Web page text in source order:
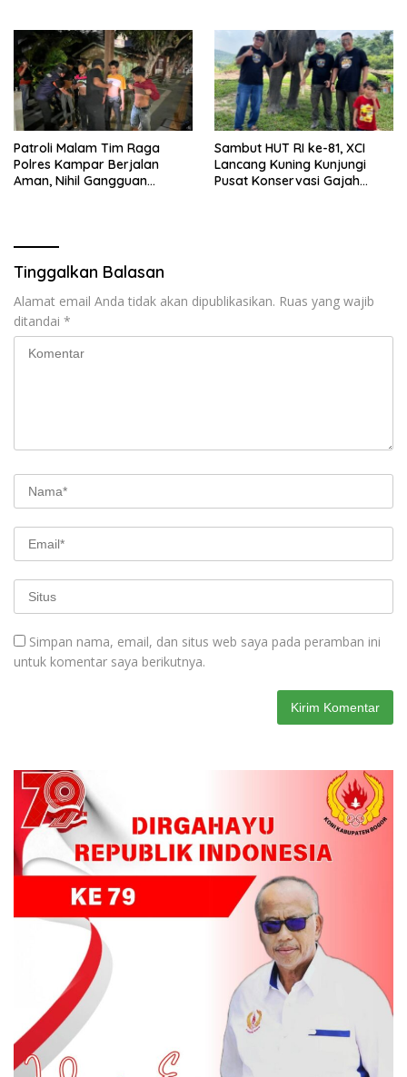
Patroli Malam Tim Raga
Polres Kampar Berjalan
Aman, Nihil Gangguan
Sambut HUT RI ke-81, XCI
Lancang Kuning Kunjungi
Pusat Konservasi Gajah
Tinggalkan Balasan
Alamat email Anda tidak akan dipublikasikan. Ruas yang wajib
ditandai *
Simpan nama, email, dan situs web saya pada peramban ini
untuk komentar saya berikutnya.